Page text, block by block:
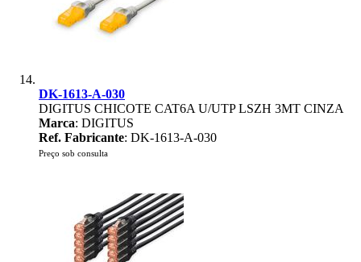
DK-1613-A-030
DIGITUS CHICOTE CAT6A U/UTP LSZH 3MT CINZA
Marca: DIGITUS
Ref. Fabricante: DK-1613-A-030
Preço sob consulta